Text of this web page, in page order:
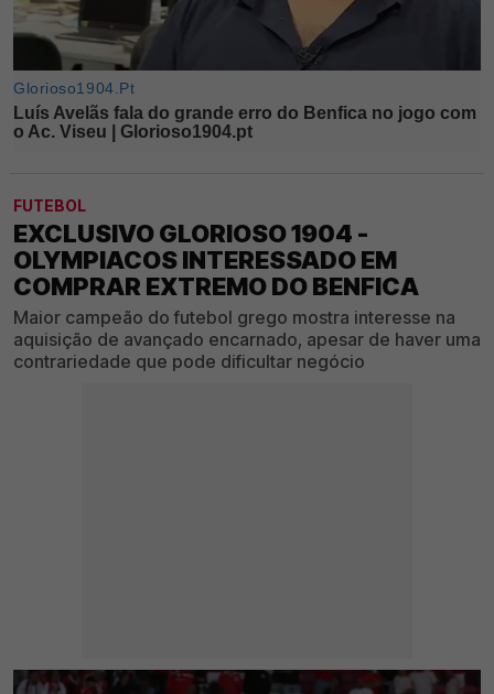
FUTEBOL
EXCLUSIVO GLORIOSO 1904 -
OLYMPIACOS INTERESSADO EM
COMPRAR EXTREMO DO BENFICA
Maior campeão do futebol grego mostra interesse na
aquisição de avançado encarnado, apesar de haver uma
contrariedade que pode dificultar negócio